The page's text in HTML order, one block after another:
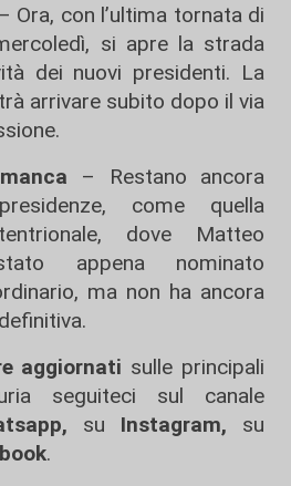
– Ora, con l’ultima tornata di
si apre la strada
dei nuovi presidenti. La
arrivare subito dopo il via
– Restano ancora
come quella
dove Matteo
appena nominato
ma non ha ancora
aggiornati sulle principali
seguiteci sul canale
su Instagram, su
.